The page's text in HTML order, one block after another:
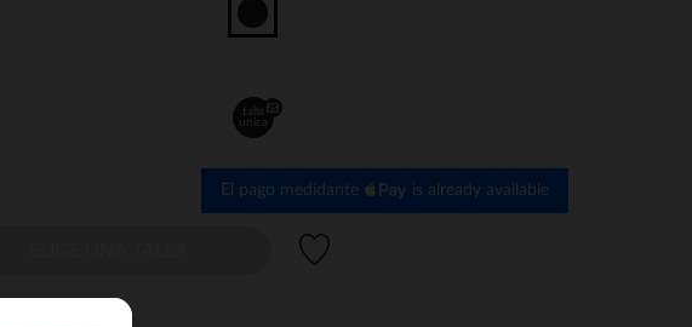
talla
unica
El pago medidante is already available